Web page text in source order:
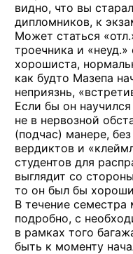
видно, что вы
дипломников, к
Может статься
троечника и
хорошиста,
как будто Мазепа
неприязнь,
Если бы он
не в нервозной
(подчас) манере,
вердиктов и
студентов для
выглядит со
то он был бы
В течение семестра
подробно, с
в рамках того
быть к моменту